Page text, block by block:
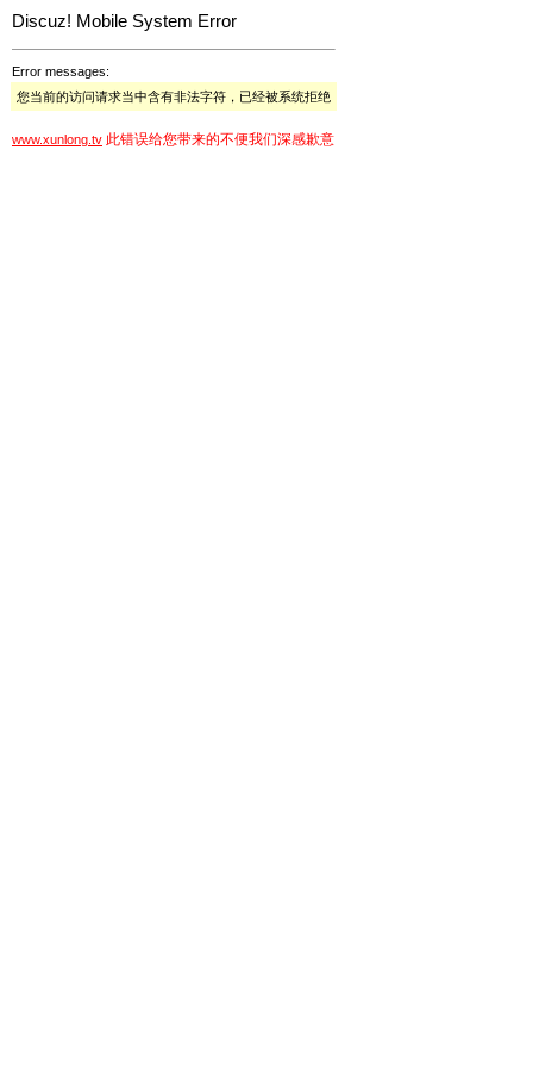
Discuz! Mobile System Error
Error messages:
您当前的访问请求当中含有非法字符，已经被系统拒绝
www.xunlong.tv 此错误给您带来的不便我们深感歉意